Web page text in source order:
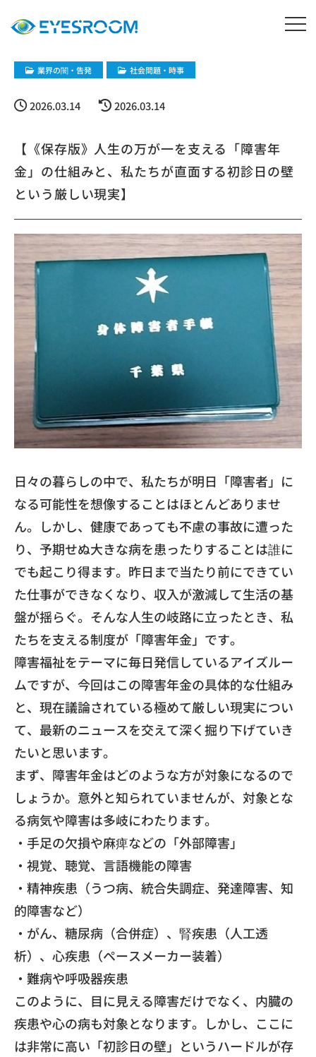
業界の闇・告発 社会問題・時事
2026.03.14 2026.03.14
【《保存版》人生の万が一を支える「障害年
金」の仕組みと、私たちが直面する初診日の壁
という厳しい現実】
​日々の暮らしの中で、私たちが明日「障害者」 に
なる可能性を想像することはほとんどありませ
ん。しかし、 健康であっても不慮の事故に遭った
り、 予期せぬ大きな病を患ったりすることは誰に
でも起こり得ます。 昨日まで当たり前にできてい
た仕事ができなくなり、 収入が激減して生活の基
盤が揺らぐ。 そんな人生の岐路に立ったとき、私
たちを支える制度が「障害年金」です。
​障害福祉をテーマに毎日発信しているアイズルー
ムですが、 今回はこの障害年金の具体的な仕組み
と、 現在議論されている極めて厳しい現実につい
て、 最新のニュースを交えて深く掘り下げていき
たいと思います。
​まず、障害年金はどのような方が対象になるので
しょうか。 意外と知られていませんが、 対象とな
る病気や障害は多岐にわたります。
・手足の欠損や麻痺などの「外部障害」
・視覚、聴覚、言語機能の障害
・精神疾患（うつ病、統合失調症、発達障害、知
的障害など）
・がん、糖尿病（合併症）、腎疾患（人工透
析）、心疾患（ペースメーカー装着）
・難病や呼吸器疾患
​このように、目に見える障害だけでなく、 内臓の
疾患や心の病も対象となります。しかし、 ここに
は非常に高い「初診日の壁」というハードルが存